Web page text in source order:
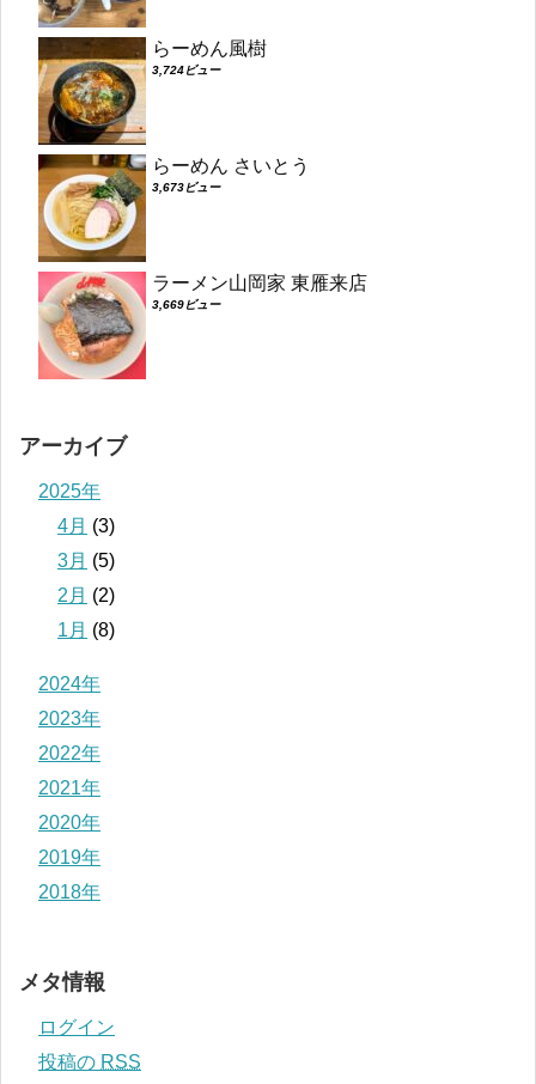
らーめん風樹
3,724ビュー
らーめん さいとう
3,673ビュー
ラーメン山岡家 東雁来店
3,669ビュー
アーカイブ
2025年
4月 (3)
3月 (5)
2月 (2)
1月 (8)
2024年
2023年
2022年
2021年
2020年
2019年
2018年
メタ情報
ログイン
投稿の RSS